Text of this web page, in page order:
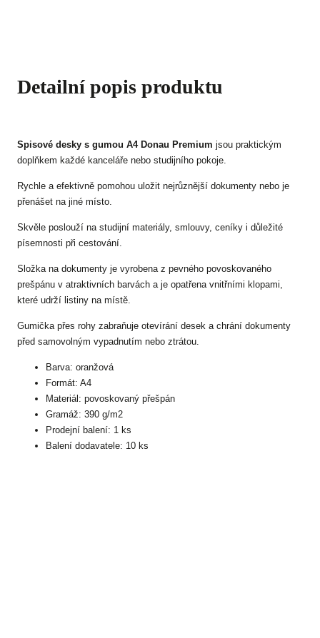
Detailní popis produktu
Spisové desky s gumou A4 Donau Premium jsou praktickým
doplňkem každé kanceláře nebo studijního pokoje.
Rychle a efektivně pomohou uložit nejrůznější dokumenty nebo je
přenášet na jiné místo.
Skvěle poslouží na studijní materiály, smlouvy, ceníky i důležité
písemnosti při cestování.
Složka na dokumenty je vyrobena z pevného povoskovaného
prešpánu v atraktivních barvách a je opatřena vnitřními klopami,
které udrží listiny na místě.
Gumička přes rohy zabraňuje otevírání desek a chrání dokumenty
před samovolným vypadnutím nebo ztrátou.
Barva: oranžová
Formát: A4
Materiál: povoskovaný přešpán
Gramáž: 390 g/m2
Prodejní balení: 1 ks
Balení dodavatele: 10 ks